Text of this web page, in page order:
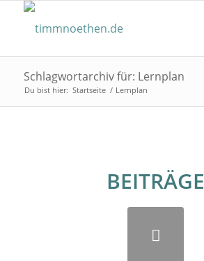
Schlagwortarchiv für: Lernplan
Du bist hier: Startseite / Lernplan
BEITRÄGE